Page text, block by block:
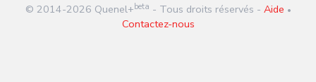
Dupont
© 2014-2026 Quenel+ beta - Tous droits réservés - Aide •
Contactez-nous